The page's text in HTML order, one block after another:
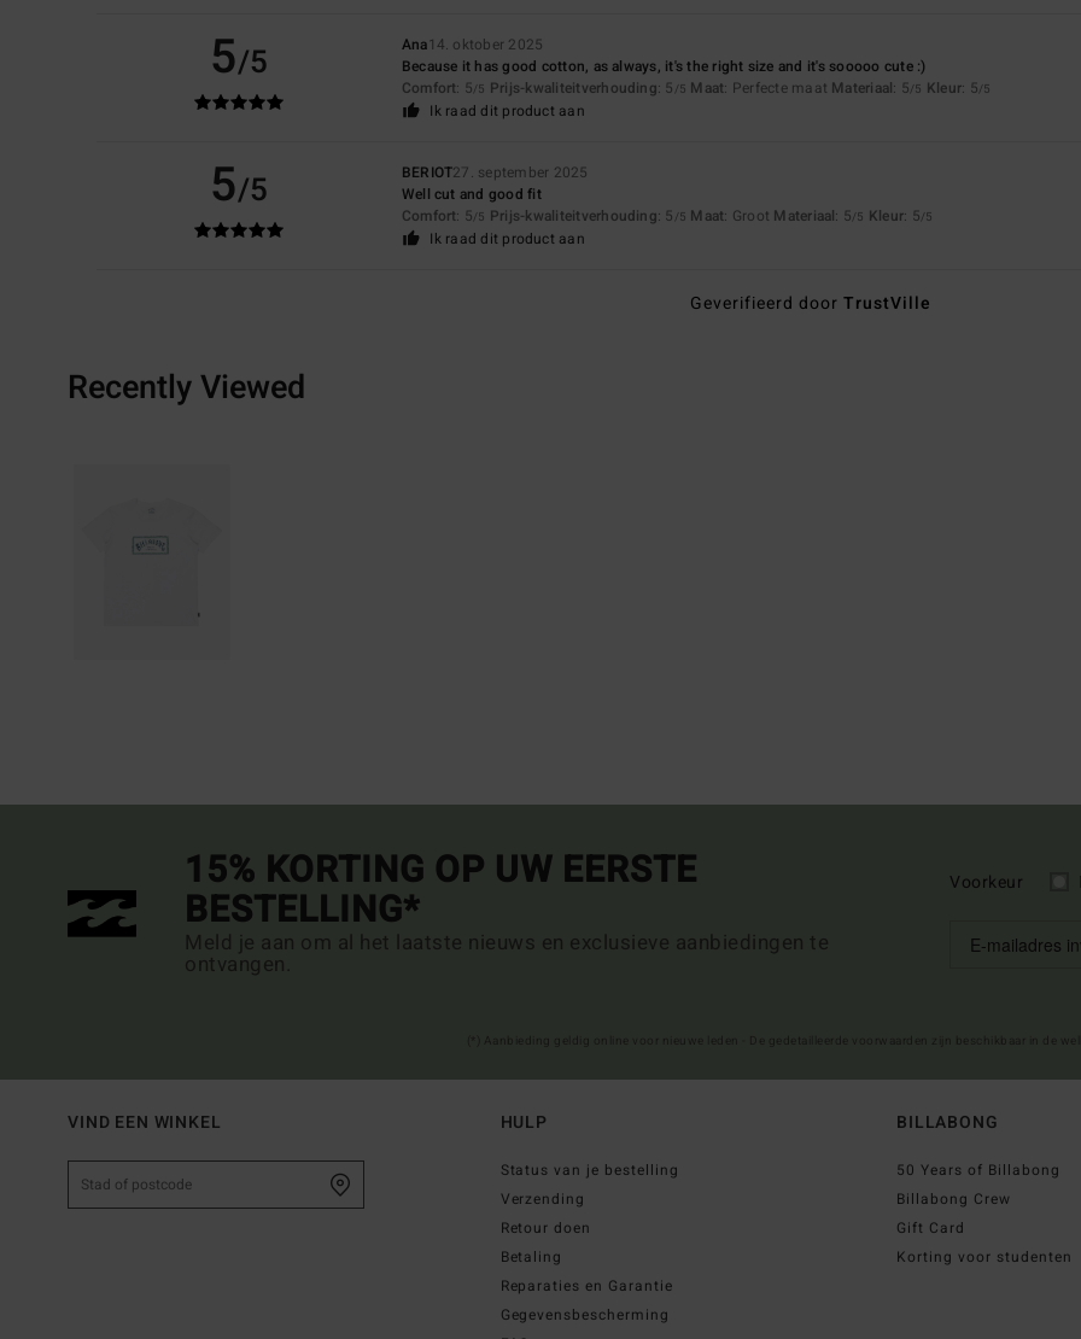
5/5 Ana14. oktober 2025
Because it has good cotton, as always, it's the right size and it's sooooo cute :)
Comfort: 5/5 Prijs-kwaliteitverhouding: 5 /5 Maat: Perfecte maat Materiaal: 5/5 Kleur: 5/5
Ik raad dit product aan
5/5 BERIOT27. september 2025
Well cut and good fit
Comfort: 5/5 Prijs-kwaliteitverhouding: 5 /5 Maat: Groot Materiaal: 5/5 Kleur: 5/5
Ik raad dit product aan
Geverifieerd door TrustVille
Recently Viewed
15% KORTING OP UW EERSTE
BESTELLING*
Meld je aan om al het laatste nieuws en exclusieve aanbiedingen te
ontvangen.
Voorkeur
VIND EEN WINKEL HULP
Status van je bestelling
Verzending
Retour doen
Betaling
Reparaties en Garantie
Gegevensbescherming
BILLABONG
50 Years of Billabong
Billabong Crew
Gift Card
Korting voor studenten